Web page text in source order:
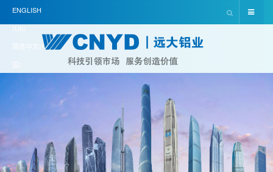
ENGLISH
(UK)
简体中文(中
国)